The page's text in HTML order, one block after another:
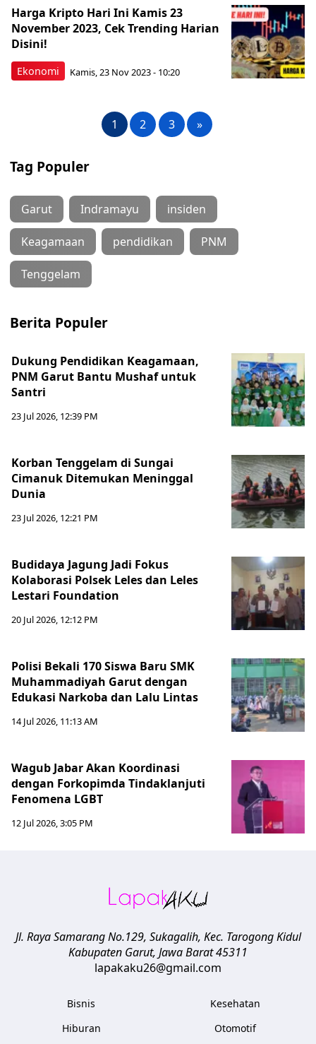
Ekonomi
Harga Kripto Hari Ini Kamis 23
November 2023, Cek Trending Harian
Disini!
Kamis, 23 Nov 2023 - 10:20
1 2 3 »
Tag Populer
Garut Indramayu insiden
Keagamaan pendidikan PNM
Tenggelam
Berita Populer
Dukung Pendidikan Keagamaan,
PNM Garut Bantu Mushaf untuk
Santri
23 Jul 2026, 12:39 PM
Korban Tenggelam di Sungai
Cimanuk Ditemukan Meninggal
Dunia
23 Jul 2026, 12:21 PM
Budidaya Jagung Jadi Fokus
Kolaborasi Polsek Leles dan Leles
Lestari Foundation
20 Jul 2026, 12:12 PM
Polisi Bekali 170 Siswa Baru SMK
Muhammadiyah Garut dengan
Edukasi Narkoba dan Lalu Lintas
14 Jul 2026, 11:13 AM
Wagub Jabar Akan Koordinasi
dengan Forkopimda Tindaklanjuti
Fenomena LGBT
12 Jul 2026, 3:05 PM
Jl. Raya Samarang No.129, Sukagalih, Kec. Tarogong Kidul
Kabupaten Garut, Jawa Barat45311
lapakaku26@gmail.com
Bisnis
Hiburan
Kesehatan
Otomotif